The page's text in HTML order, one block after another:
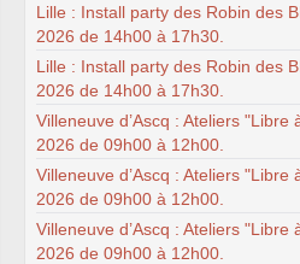
Lille : Install party des Robin des
2026 de 14h00 à 17h30.
Lille : Install party des Robin des
2026 de 14h00 à 17h30.
Villeneuve d’Ascq : Ateliers
2026 de 09h00 à 12h00.
Villeneuve d’Ascq : Ateliers "Libre
2026 de 09h00 à 12h00.
Villeneuve d’Ascq : Ateliers
2026 de 09h00 à 12h00.